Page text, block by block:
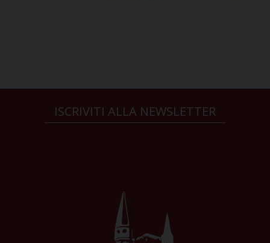
ISCRIVITI ALLA NEWSLETTER